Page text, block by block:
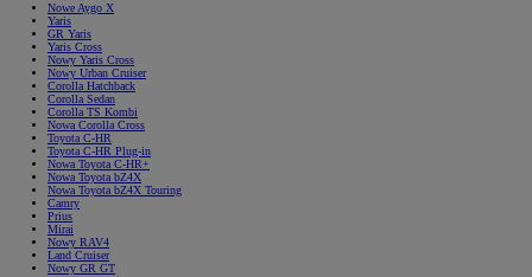
Nowe Aygo X
Yaris
GR Yaris
Yaris Cross
Nowy Yaris Cross
Nowy Urban Cruiser
Corolla Hatchback
Corolla Sedan
Corolla TS Kombi
Nowa Corolla Cross
Toyota C-HR
Toyota C-HR Plug-in
Nowa Toyota C-HR+
Nowa Toyota bZ4X
Nowa Toyota bZ4X Touring
Camry
Prius
Mirai
Nowy RAV4
Land Cruiser
Nowy GR GT